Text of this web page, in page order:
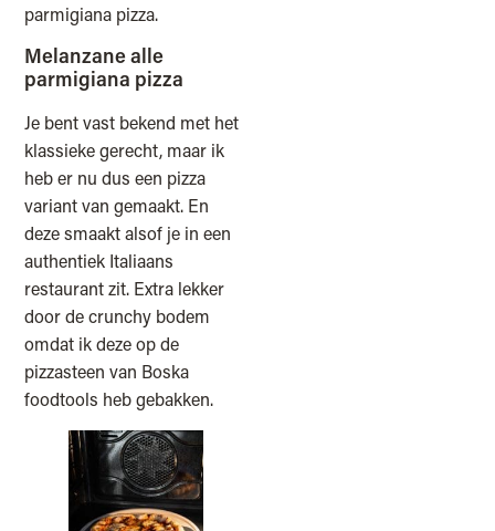
parmigiana pizza.
Melanzane alle
parmigiana pizza
Je bent vast bekend met het
klassieke gerecht, maar ik
heb er nu dus een pizza
variant van gemaakt. En
deze smaakt alsof je in een
authentiek Italiaans
restaurant zit. Extra lekker
door de crunchy bodem
omdat ik deze op de
pizzasteen van Boska
foodtools heb gebakken.